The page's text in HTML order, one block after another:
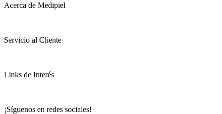
Acerca de Medipiel
Servicio al Cliente
Links de Interés
¡Síguenos en redes sociales!